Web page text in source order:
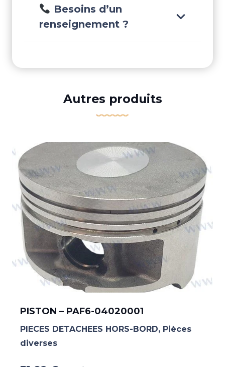
Besoins d’un
renseignement ?
Autres produits
PISTON – PAF6-04020001
PIECES DETACHEES HORS-BORD, Pièces
diverses